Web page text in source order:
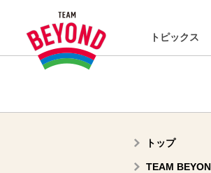
トピックス
トップ
TEAM